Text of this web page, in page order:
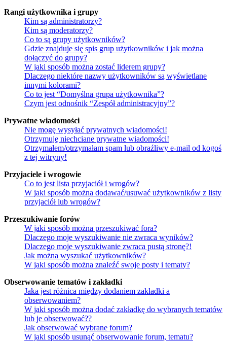
Rangi użytkownika i grupy
Kim są administratorzy?
Kim są moderatorzy?
Co to są grupy użytkowników?
Gdzie znajduje się spis grup użytkowników i jak można
dołączyć do grupy?
W jaki sposób można zostać liderem grupy?
Dlaczego niektóre nazwy użytkowników są wyświetlane
innymi kolorami?
Co to jest “Domyślna grupa użytkownika”?
Czym jest odnośnik “Zespół administracyjny”?
Prywatne wiadomości
Nie mogę wysyłać prywatnych wiadomości!
Otrzymuję niechciane prywatne wiadomości!
Otrzymałem/otrzymałam spam lub obraźliwy e-mail od kogoś
z tej witryny!
Przyjaciele i wrogowie
Co to jest lista przyjaciół i wrogów?
W jaki sposób można dodawać/usuwać użytkowników z listy
przyjaciół lub wrogów?
Przeszukiwanie forów
W jaki sposób można przeszukiwać fora?
Dlaczego moje wyszukiwanie nie zwraca wyników?
Dlaczego moje wyszukiwanie zwraca pustą stronę?!
Jak można wyszukać użytkowników?
W jaki sposób można znaleźć swoje posty i tematy?
Obserwowanie tematów i zakładki
Jaka jest różnica między dodaniem zakładki a
obserwowaniem?
W jaki sposób można dodać zakładkę do wybranych tematów
lub je obserwować??
Jak obserwować wybrane forum?
W jaki sposób usunąć obserwowanie forum, tematu?